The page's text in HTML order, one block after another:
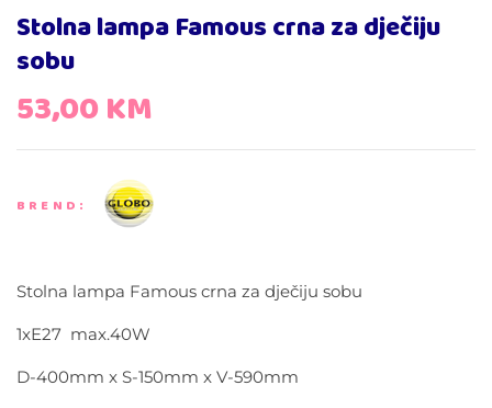
Stolna lampa Famous crna za dječiju
sobu
53,00KM
BREND:
Stolna lampa Famous crna za dječiju sobu
1xE27 max.40W
D-400mm x S-150mm x V-590mm